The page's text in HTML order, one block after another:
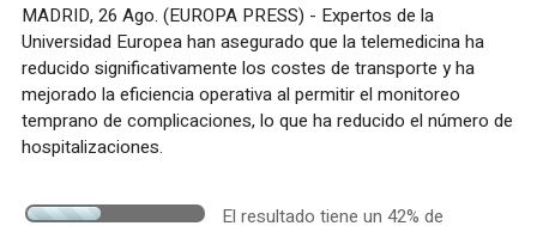
MADRID, 26 Ago. (EUROPA PRESS) - Expertos de la
Universidad Europea han asegurado que la telemedicina ha
reducido significativamente los costes de transporte y ha
mejorado la eficiencia operativa al permitir el monitoreo
temprano de complicaciones, lo que ha reducido el número de
hospitalizaciones.
El resultado tiene un 42% de